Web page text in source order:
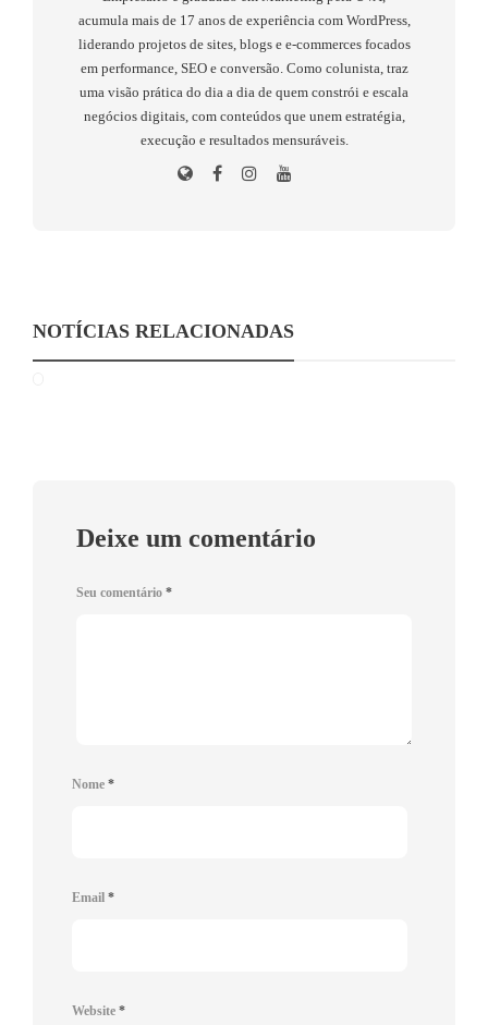
acumula mais de 17 anos de experiência com WordPress,
liderando projetos de sites, blogs e e-commerces focados
em performance, SEO e conversão. Como colunista, traz
uma visão prática do dia a dia de quem constrói e escala
negócios digitais, com conteúdos que unem estratégia,
execução e resultados mensuráveis.
NOTÍCIAS RELACIONADAS
Deixe um comentário
Seu comentário *
Nome *
Email *
Website *